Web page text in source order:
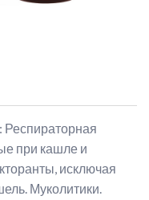
Респираторная
при кашле и
исключая
Муколитики.